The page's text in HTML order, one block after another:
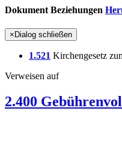
Dokument Beziehungen
× Dialog schließen
1.521 Kirchengesetz
Verweisen auf
2.400